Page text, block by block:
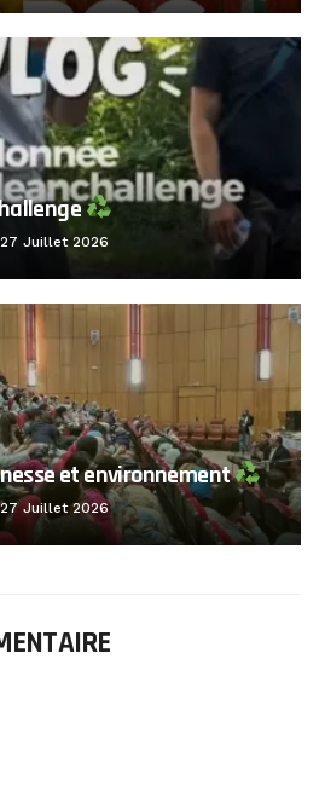
27 Juillet 2026
et environnement
27 Juillet 2026